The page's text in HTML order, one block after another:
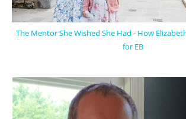
The Mentor She Wished She Had - How
for EB